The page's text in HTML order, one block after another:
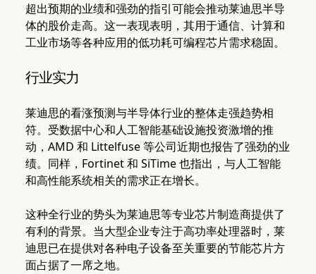
超出预期的业绩和强劲的指引可能会推动莱迪思半导
体的股价走高。这一表现表明，其用于通信、计算和
工业市场等各种应用的低功耗可编程芯片需求稳固。
行业实力
莱迪思的看涨预测与半导体行业的整体走强趋势相
符。受数据中心和人工智能基础设施投资激增的推
动，AMD 和 Littelfuse 等公司近期也报告了强劲的业
绩。同样，Fortinet 和 SiTime 也指出，与人工智能
和高性能系统相关的需求正在增长。
这种全行业的势头为莱迪思等专业芯片制造商提供了
有利的背景。当大型企业专注于高功率处理器时，莱
迪思已在提供对各种电子设备至关重要的节能芯片方
面占据了一席之地。